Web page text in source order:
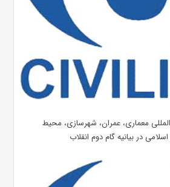
معماری، عمران، شهرسازی، محیط
در بیانیه گام دوم انقلاب